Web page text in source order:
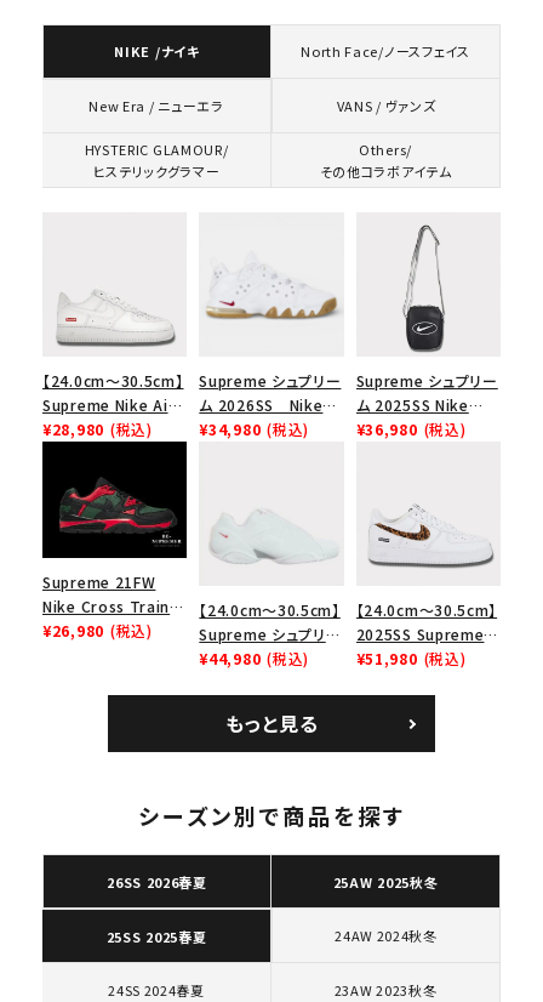
キーワードから探す
search
人気ワード 2026SS
Tシャツ・ロングスリーブ
キャップ・ハット
パーカー・クルーネック
ショルダー・ウエストバッグ
ボックスロゴ ブラックスウェット
カテゴリーから探す
NIKE /ナイキ North Face/ノースフェイス
New Era / ニューエラ VANS / ヴァンズ
HYSTERIC GLAMOUR/
ヒステリックグラマー
Others/
その他コラボアイテム
【24.0cm～30.5cm】
Supreme Nike Air
Force 1 Low シュプ
ース１スニーカー シ
ューズ ホワイト
¥28,980 (税込)
Supreme シュプリー
ム 2026SS Nike
SB Air Max 2 CB 94
¥34,980 (税込)
Supreme シュプリー
ム 2025SS Nike
Leather Shoulder
¥36,980 (税込)
Supreme 21FW
Nike Cross Trainer
Low ナイキクロスト
¥26,980 (税込)
【24.0cm～30.5cm】
Supreme シュプリー
ム 2023AW Nike
カー ホワイト 白
¥44,980 (税込)
【24.0cm～30.5cm】
2025SS Supreme
GOODENOUGH
ムグッドイナフ ナイキ
エアフォース１スニー
ト
¥51,980 (税込)
もっと見る
シーズン別で商品を探す
26SS 2026春夏 25AW 2025秋冬
25SS 2025春夏 24AW 2024秋冬
24SS 2024春夏 23AW 2023秋冬